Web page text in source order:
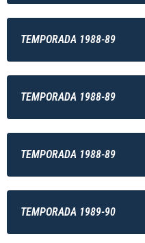
TEMPORADA 1988-89
TEMPORADA 1988-89
TEMPORADA 1988-89
TEMPORADA 1989-90